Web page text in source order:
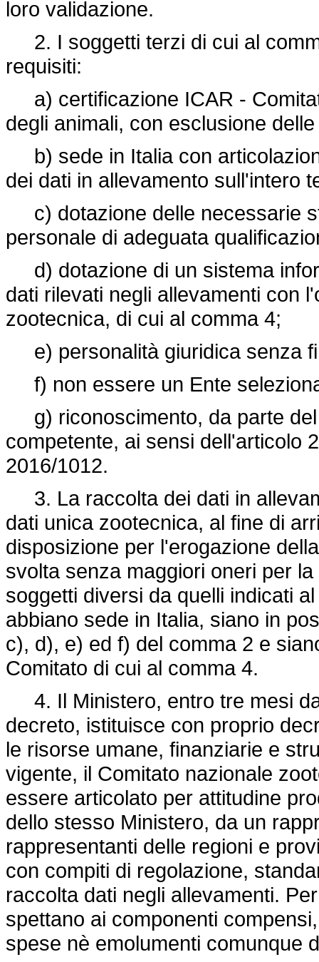
loro validazione.
2. I soggetti terzi di cui al
requisiti:
a) certificazione ICAR -
degli animali, con esclusione
b) sede in Italia con
dei dati in allevamento sull'intero
c) dotazione delle necessarie
personale di adeguata
d) dotazione di un sistema
dati rilevati negli allevamenti con
zootecnica, di cui al comma 4;
e) personalità giuridica senza
f) non essere un Ente
g) riconoscimento, da parte del
competente, ai sensi dell'articolo
2016/1012.
3. La raccolta dei dati in
dati unica zootecnica, al fine di
disposizione per l'erogazione
svolta senza maggiori oneri per
soggetti diversi da quelli indicati
abbiano sede in Italia, siano in
c), d), e) ed f) del comma 2 e
Comitato di cui al comma 4.
4. Il Ministero, entro tre mesi
decreto, istituisce con proprio
le risorse umane, finanziarie e
vigente, il Comitato nazionale
essere articolato per attitudine
dello stesso Ministero, da un
rappresentanti delle regioni e
con compiti di regolazione,
raccolta dati negli allevamenti.
spettano ai componenti
spese nè emolumenti comunque